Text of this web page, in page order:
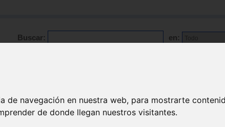
navegación en nuestra web, para mostrarte
de donde llegan nuestros visitantes.
Buscar: en: